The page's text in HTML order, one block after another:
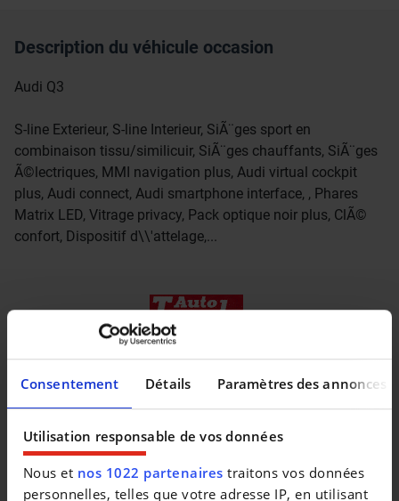
Consentement Détails Paramètres des annonces
Utilisation responsable de vos données
Nous et nos 1022 partenaires traitons vos données
personnelles, telles que votre adresse IP, en utilisant
Description du véhicule occasion
Audi Q3
S-line Exterieur, S-line Interieur, SiÃ¨ges sport en
combinaison tissu/similicuir, SiÃ¨ges chauffants, SiÃ¨ges
Ã©lectriques, MMI navigation plus, Audi virtual cockpit
plus, Audi connect, Audi smartphone interface, , Phares
Matrix LED, Vitrage privacy, Pack optique noir plus, ClÃ©
confort, Dispositif d\\'attelage,...